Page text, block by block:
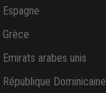
Espagne
Grèce
Emirats arabes unis
République Dominicaine